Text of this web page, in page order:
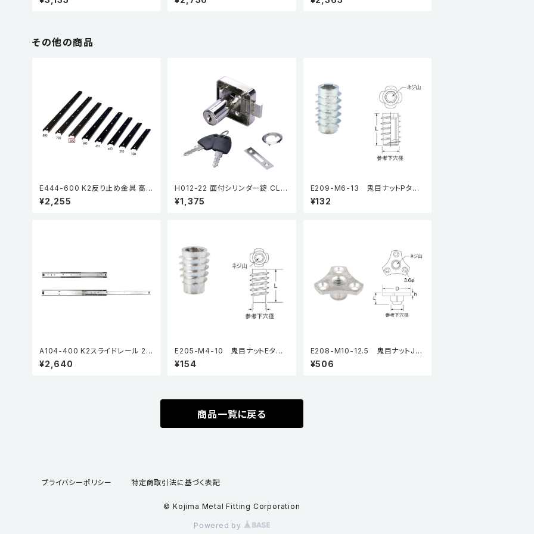
ット
ト
その他の商品
E444-600 K2反り止め金具 高さ
13mm
¥2,255
H012-22 面付シリンダー錠 CL13
L (ロッカー用) 同番
¥1,375
E209-M6-13 鬼目ナットPタイ
プ（5個入り）
¥132
A104-400 K2スライドレール 2H
(2段引・引抜タイプ) (2本入)
¥2,640
E205-M4-10 鬼目ナットEタイ
プ（5個入り）
¥154
E208-M10-12.5 鬼目ナットJタ
イプ（5個入り）
¥506
商品一覧に戻る
プライバシーポリシー 特定商取引法に基づく表記
© Kojima Metal Fitting Corporation
Powered by